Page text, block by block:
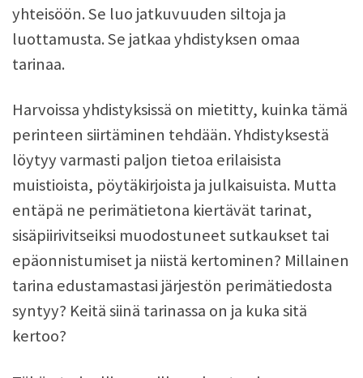
yhteisöön. Se luo jatkuvuuden siltoja ja
luottamusta. Se jatkaa yhdistyksen omaa
tarinaa.
Harvoissa yhdistyksissä on mietitty, kuinka tämä
perinteen siirtäminen tehdään. Yhdistyksestä
löytyy varmasti paljon tietoa erilaisista
muistioista, pöytäkirjoista ja julkaisuista. Mutta
entäpä ne perimätietona kiertävät tarinat,
sisäpiirivitseiksi muodostuneet sutkaukset tai
epäonnistumiset ja niistä kertominen? Millainen
tarina edustamastasi järjestön perimätiedosta
syntyy? Keitä siinä tarinassa on ja kuka sitä
kertoo?